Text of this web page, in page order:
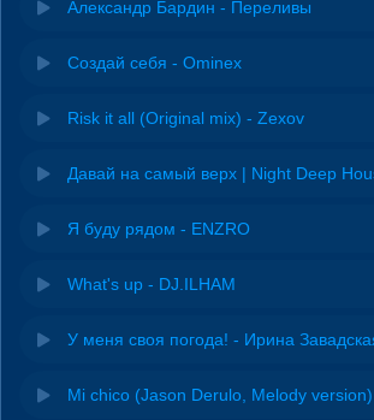
Александр Бардин - Переливы
Создай себя - Ominex
Risk it all (Original mix) - Zexov
Давай на самый верх | Night Deep
Я буду рядом - ENZRO
What's up - DJ.ILHAM
У меня своя погода! - Ирина